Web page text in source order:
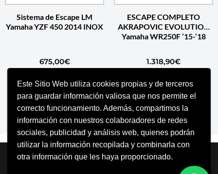
Este Sitio Web utiliza cookies propias y de terceros
para guardar información valiosa que nos permite el
correcto funcionamiento. Además, compartimos la
información con nuestros colaboradores de redes
sociales, publicidad y análisis web, quienes podrán
utilizar la información recopilada y combinarla con
otra información que les haya proporcionado.
Sistema de Escape LM
Yamaha YZF 450 2014 INOX
675,00€
SELECCIONAR OPCIONES
ESCAPE COMPLETO
AKRAPOVIC EVOLUTION
Yamaha WR250F ’15-’18
1.318,90€
AÑADIR AL CARRITO
Neve | Funciona gracias a WordPress